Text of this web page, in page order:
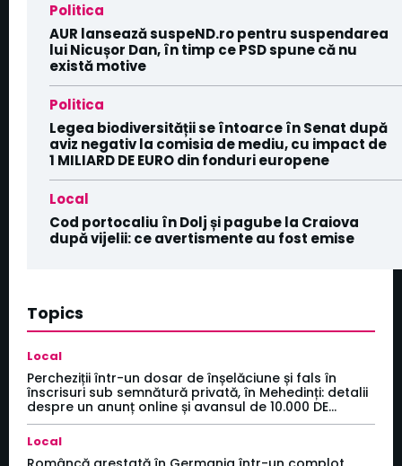
Politica
AUR lansează suspeND.ro pentru suspendarea
lui Nicușor Dan, în timp ce PSD spune că nu
există motive
Politica
Legea biodiversității se întoarce în Senat după
aviz negativ la comisia de mediu, cu impact de
1 MILIARD DE EURO din fonduri europene
Local
Cod portocaliu în Dolj și pagube la Craiova
după vijelii: ce avertismente au fost emise
Topics
Local
Percheziții într-un dosar de înșelăciune și fals în
înscrisuri sub semnătură privată, în Mehedinți: detalii
despre un anunț online și avansul de 10.000 DE...
Local